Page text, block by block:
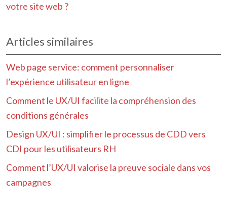
votre site web ?
Articles similaires
Web page service: comment personnaliser
l’expérience utilisateur en ligne
Comment le UX/UI facilite la compréhension des
conditions générales
Design UX/UI : simplifier le processus de CDD vers
CDI pour les utilisateurs RH
Comment l’UX/UI valorise la preuve sociale dans vos
campagnes